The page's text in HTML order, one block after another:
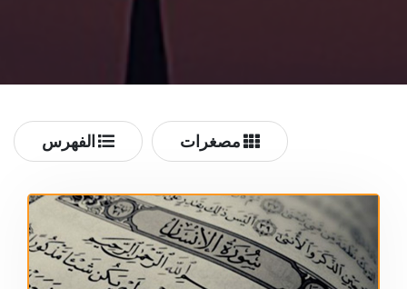
الفهرس مصغرات